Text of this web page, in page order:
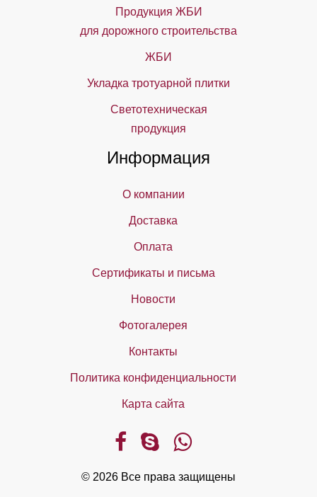
Продукция ЖБИ
для дорожного строительства
ЖБИ
Укладка тротуарной плитки
Светотехническая
продукция
Информация
О компании
Доставка
Оплата
Сертификаты и письма
Новости
Фотогалерея
Контакты
Политика конфиденциальности
Карта сайта
© 2026 Все права защищены